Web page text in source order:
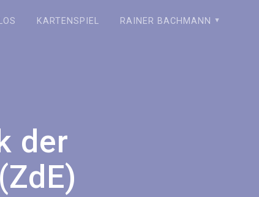
KARTENSPIEL RAINER BACHMANN
der